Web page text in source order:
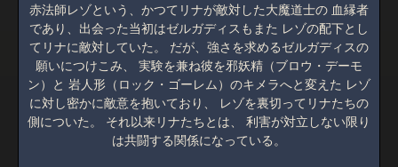
赤法師レゾという、かつてリナが敵対した大魔道士の 血縁者
であり、出会った当初はゼルガディスもまた レゾの配下とし
てリナに敵対していた。 だが、強さを求めるゼルガディスの
願いにつけこみ、 実験を兼ね彼を邪妖精（ブロウ・デーモ
ン）と 岩人形（ロック・ゴーレム）のキメラへと変えた レゾ
に対し密かに敵意を抱いており、 レゾを裏切ってリナたちの
側についた。 それ以来リナたちとは、 利害が対立しない限り
は共闘する関係になっている。